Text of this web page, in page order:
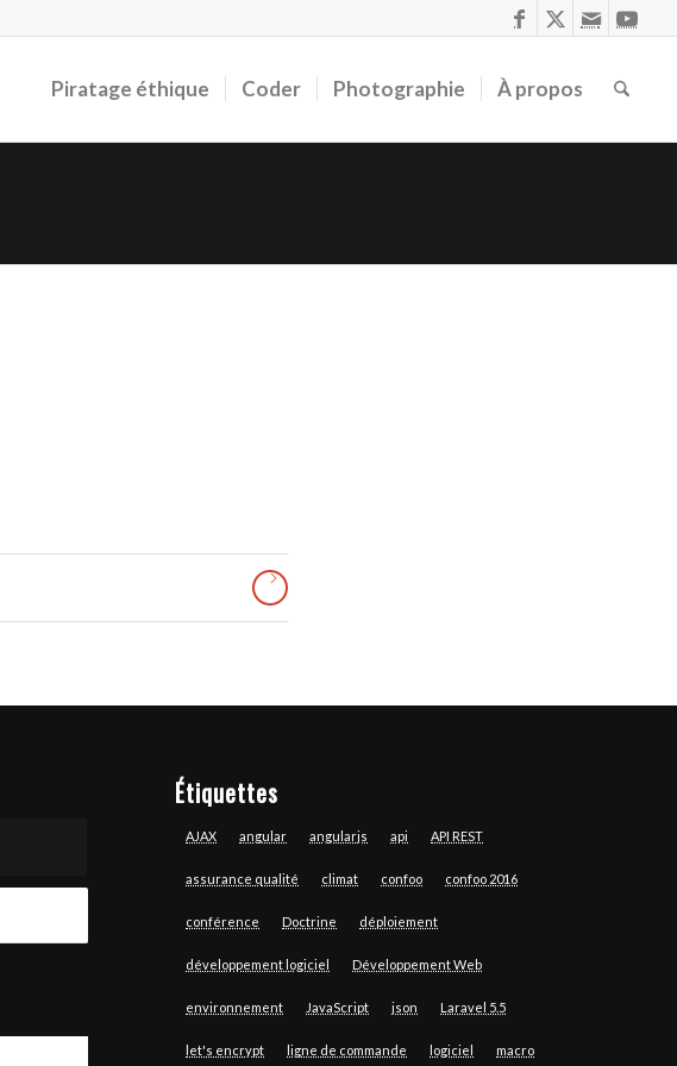
Piratage éthique Coder Photographie À propos
Étiquettes
AJAX angular angularjs api API REST
assurance qualité climat confoo confoo 2016
conférence Doctrine déploiement
développement logiciel Développement Web
environnement JavaScript json Laravel 5.5
let's encrypt ligne de commande logiciel macro